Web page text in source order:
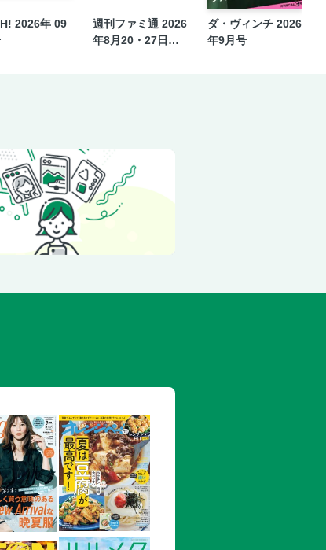
宏
2026年 09
週刊ファミ通 2026
年8月20・27日合
ダ・ヴィンチ 2026
年9月号